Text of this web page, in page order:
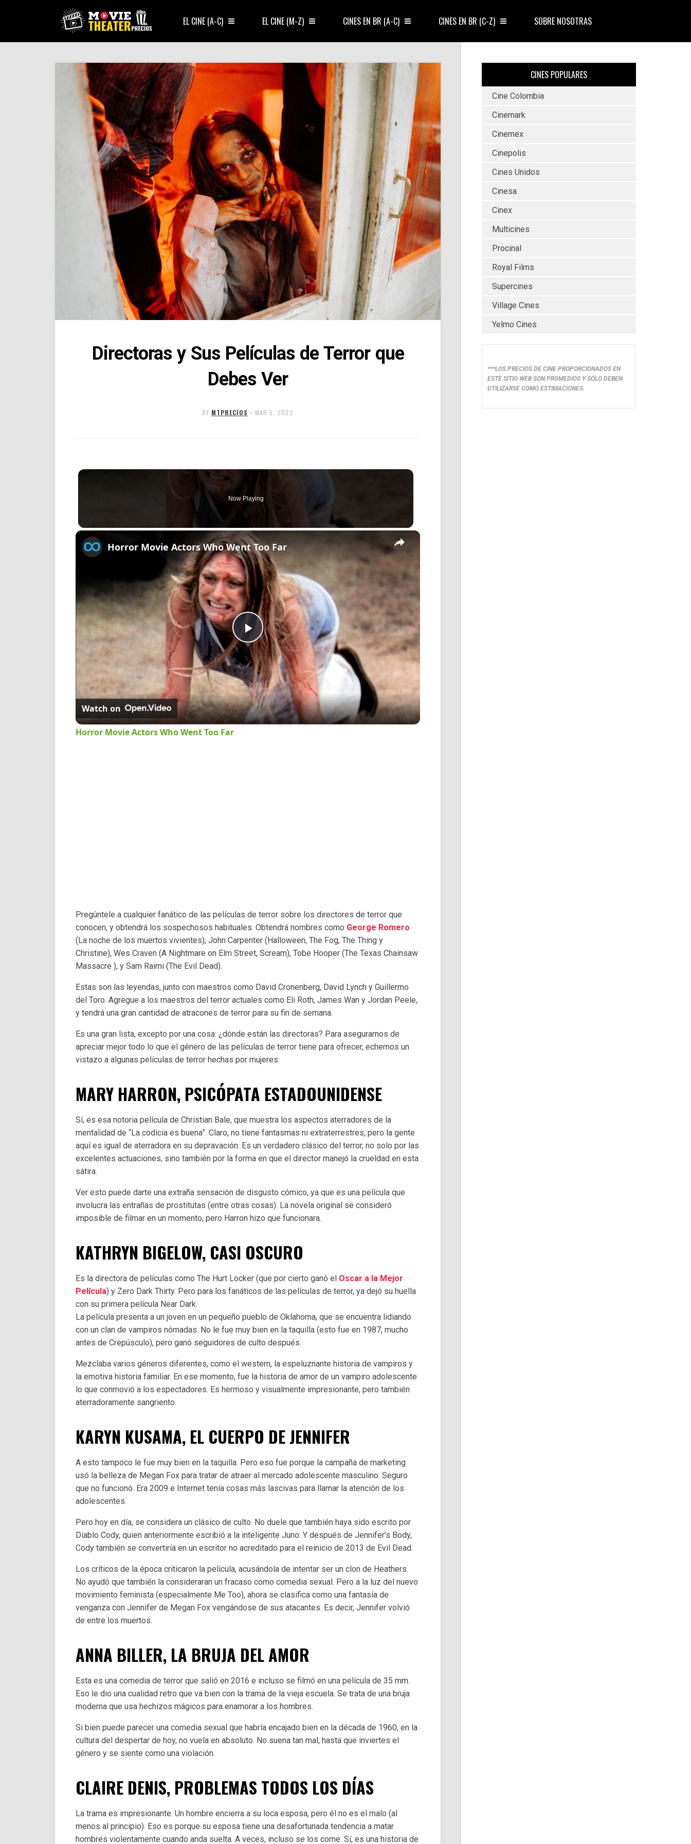
EL CINE (A-C) EL CINE (M-Z) CINES EN BR (A-C) CINES EN BR (C-Z) SOBRE NOSOTRAS
Directoras y Sus Películas de Terror que
Debes Ver
BY MTPRECIOS • MAR 5, 2022
Now Playing
×
Play
Video
Horror Movie Actors Who Went Too Far
Watch on
Horror Movie Actors Who Went Too Far
Pregúntele a cualquier fanático de las películas de terror sobre los directores de terror que
conocen, y obtendrá los sospechosos habituales. Obtendrá nombres como George Romero
(La noche de los muertos vivientes), John Carpenter (Halloween, The Fog, The Thing y
Christine), Wes Craven (A Nightmare on Elm Street, Scream), Tobe Hooper (The Texas Chainsaw
Massacre ), y Sam Raimi (The Evil Dead).
Estas son las leyendas, junto con maestros como David Cronenberg, David Lynch y Guillermo
del Toro. Agregue a los maestros del terror actuales como Eli Roth, James Wan y Jordan Peele,
y tendrá una gran cantidad de atracones de terror para su fin de semana.
Es una gran lista, excepto por una cosa: ¿dónde están las directoras? Para asegurarnos de
apreciar mejor todo lo que el género de las películas de terror tiene para ofrecer, echemos un
vistazo a algunas películas de terror hechas por mujeres:
MARY HARRON, PSICÓPATA ESTADOUNIDENSE
Sí, es esa notoria película de Christian Bale, que muestra los aspectos aterradores de la
mentalidad de “La codicia es buena”. Claro, no tiene fantasmas ni extraterrestres, pero la gente
aquí es igual de aterradora en su depravación. Es un verdadero clásico del terror, no solo por las
excelentes actuaciones, sino también por la forma en que el director manejó la crueldad en esta
sátira.
Ver esto puede darte una extraña sensación de disgusto cómico, ya que es una película que
involucra las entrañas de prostitutas (entre otras cosas). La novela original se consideró
imposible de filmar en un momento, pero Harron hizo que funcionara.
KATHRYN BIGELOW, CASI OSCURO
Es la directora de películas como The Hurt Locker (que por cierto ganó el Oscar a la Mejor
Película) y Zero Dark Thirty. Pero para los fanáticos de las películas de terror, ya dejó su huella
con su primera película Near Dark.
La película presenta a un joven en un pequeño pueblo de Oklahoma, que se encuentra lidiando
con un clan de vampiros nómadas. No le fue muy bien en la taquilla (esto fue en 1987, mucho
antes de Crepúsculo), pero ganó seguidores de culto después.
Mezclaba varios géneros diferentes, como el western, la espeluznante historia de vampiros y
la emotiva historia familiar. En ese momento, fue la historia de amor de un vampiro adolescente
lo que conmovió a los espectadores. Es hermoso y visualmente impresionante, pero también
aterradoramente sangriento.
KARYN KUSAMA, EL CUERPO DE JENNIFER
A esto tampoco le fue muy bien en la taquilla. Pero eso fue porque la campaña de marketing
usó la belleza de Megan Fox para tratar de atraer al mercado adolescente masculino. Seguro
que no funcionó. Era 2009 e Internet tenía cosas más lascivas para llamar la atención de los
adolescentes.
Pero hoy en día, se considera un clásico de culto. No duele que también haya sido escrito por
Diablo Cody, quien anteriormente escribió a la inteligente Juno. Y después de Jennifer’s Body,
Cody también se convertiría en un escritor no acreditado para el reinicio de 2013 de Evil Dead.
Los críticos de la época criticaron la película, acusándola de intentar ser un clon de Heathers.
No ayudó que también la consideraran un fracaso como comedia sexual. Pero a la luz del nuevo
movimiento feminista (especialmente Me Too), ahora se clasifica como una fantasía de
venganza con Jennifer de Megan Fox vengándose de sus atacantes. Es decir, Jennifer volvió
de entre los muertos.
ANNA BILLER, LA BRUJA DEL AMOR
Esta es una comedia de terror que salió en 2016 e incluso se filmó en una película de 35 mm.
Eso le dio una cualidad retro que va bien con la trama de la vieja escuela. Se trata de una bruja
moderna que usa hechizos mágicos para enamorar a los hombres.
Si bien puede parecer una comedia sexual que habría encajado bien en la década de 1960, en la
cultura del despertar de hoy, no vuela en absoluto. No suena tan mal, hasta que inviertes el
género y se siente como una violación.
CLAIRE DENIS, PROBLEMAS TODOS LOS DÍAS
La trama es impresionante. Un hombre encierra a su loca esposa, pero él no es el malo (al
menos al principio). Eso es porque su esposa tiene una desafortunada tendencia a matar
hombres violentamente cuando anda suelta. A veces, incluso se los come. Sí, es una historia de
CINES POPULARES
Cine Colombia
Cinemark
Cinemex
Cinepolis
Cines Unidos
Cinesa
Cinex
Multicines
Procinal
Royal Films
Supercines
Village Cines
Yelmo Cines
***LOS PRECIOS DE CINE PROPORCIONADOS EN
ESTE SITIO WEB SON PROMEDIOS Y SÓLO DEBEN
UTILIZARSE COMO ESTIMACIONES.